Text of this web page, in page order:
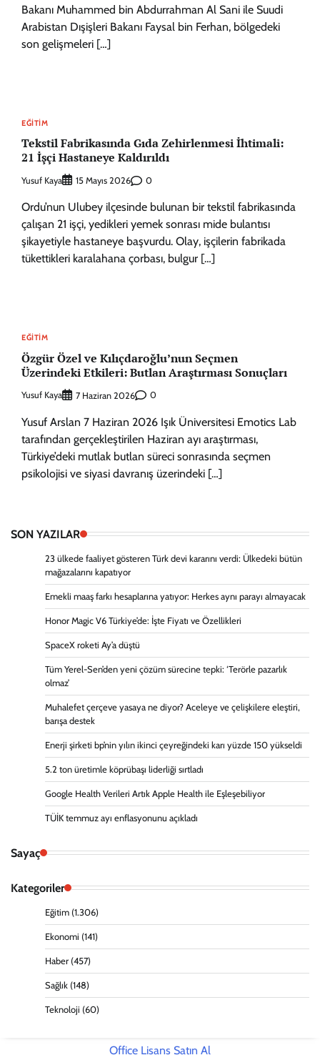
Bakanı Muhammed bin Abdurrahman Al Sani ile Suudi
Arabistan Dışişleri Bakanı Faysal bin Ferhan, bölgedeki
son gelişmeleri […]
EĞITIM
Tekstil Fabrikasında Gıda Zehirlenmesi İhtimali:
21 İşçi Hastaneye Kaldırıldı
Yusuf Kaya 15 Mayıs 2026 0
Ordu’nun Ulubey ilçesinde bulunan bir tekstil fabrikasında
çalışan 21 işçi, yedikleri yemek sonrası mide bulantısı
şikayetiyle hastaneye başvurdu. Olay, işçilerin fabrikada
tükettikleri karalahana çorbası, bulgur […]
EĞITIM
Özgür Özel ve Kılıçdaroğlu’nun Seçmen
Üzerindeki Etkileri: Butlan Araştırması Sonuçları
Yusuf Kaya 7 Haziran 2026 0
Yusuf Arslan 7 Haziran 2026 Işık Üniversitesi Emotics Lab
tarafından gerçekleştirilen Haziran ayı araştırması,
Türkiye’deki mutlak butlan süreci sonrasında seçmen
psikolojisi ve siyasi davranış üzerindeki […]
SON YAZILAR
23 ülkede faaliyet gösteren Türk devi kararını verdi: Ülkedeki bütün
mağazalarını kapatıyor
Emekli maaş farkı hesaplarına yatıyor: Herkes aynı parayı almayacak
Honor Magic V6 Türkiye’de: İşte Fiyatı ve Özellikleri
SpaceX roketi Ay’a düştü
Tüm Yerel-Sen’den yeni çözüm sürecine tepki: ‘Terörle pazarlık
olmaz’
Muhalefet çerçeve yasaya ne diyor? Aceleye ve çelişkilere eleştiri,
barışa destek
Enerji şirketi bp’nin yılın ikinci çeyreğindeki karı yüzde 150 yükseldi
5.2 ton üretimle köprübaşı liderliği sırtladı
Google Health Verileri Artık Apple Health ile Eşleşebiliyor
TÜİK temmuz ayı enflasyonunu açıkladı
Sayaç
Kategoriler
Eğitim (1.306)
Ekonomi (141)
Haber (457)
Sağlık (148)
Teknoloji (60)
Office Lisans Satın Al